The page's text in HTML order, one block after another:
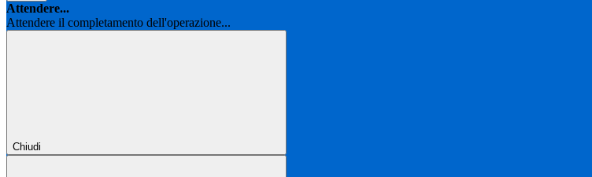
Attendere...
Attendere il completamento dell'operazione...
Chiudi